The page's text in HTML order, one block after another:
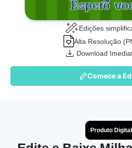
Edições
Alta Resolução
Download
Comece a
Produto Digital